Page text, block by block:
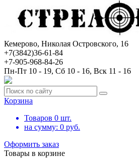
Кемерово, Николая Островского, 16
+7(3842)36-61-84
+7-905-968-84-26
Пн-Пт 10 - 19, Сб 10 - 16, Вск 11 - 16
Корзина
Товаров 0 шт.
на сумму: 0 руб.
Оформить заказ
Товары в корзине